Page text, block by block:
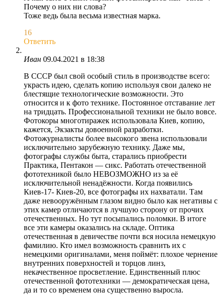
Почему о них ни слова?
Тоже ведь была весьма известная марка.
16
Ответить
Иван 09.04.2021 в 18:38
В СССР был свой особый стиль в производстве всего:
украсть идею, сделать копию используя свои далеко не
блестящие технологические возможности. Это
относится и к фото технике. Постоянное отставание лет
на тридцать. Профессиональной техники не было вовсе.
Фотокоры многотиражек использовала Киев, копию,
кажется, Экзакты довоенной разработки.
Фотожурналисты более высокого звена использовали
исключительно зарубежную технику. Даже мы,
фотографы службы быта, старались приобрести
Практика, Пентакон — сикс. Работать отечественной
фототехникой было НЕВОЗМОЖНО из за её
исключительной ненадёжности. Когда появились
Киев-17- Киев-20, все фотографы их нахватали. Там
даже невооружённым глазом видно было как негативы с
этих камер отличаются в лучшую сторону от прочих
отечественных. Но тут посыпались поломки. В итоге
все эти камеры оказались на складе. Оптика
отечественная в девичестве почти вся носила немецкую
фамилию. Кто имел возможность сравнить их с
немецкими оригиналами, меня поймёт: плохое чернение
внутренних поверхностей и торцов линз,
некачественное просветление. Единственный плюс
отечественной фототехники — демократическая цена,
да и то со временем она существенно выросла.